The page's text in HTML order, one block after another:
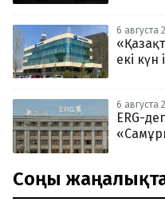
6 августа
екі күн
6 августа
ERG-
Соңғы